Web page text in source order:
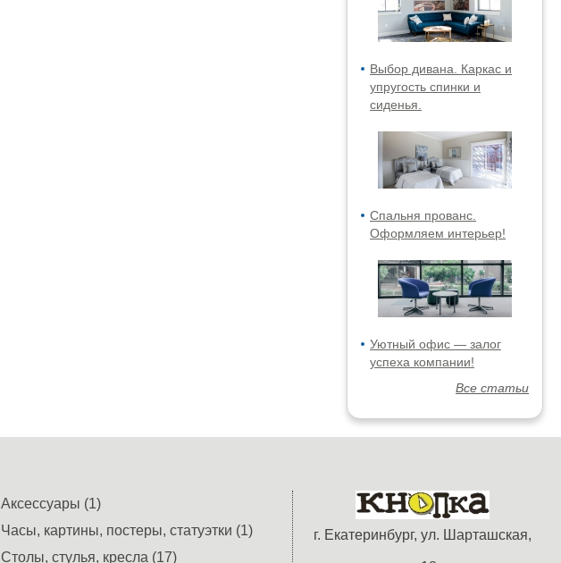
Выбор дивана. Каркас и
упругость спинки и
сиденья.
Спальня прованс.
Оформляем интерьер!
Уютный офис — залог
успеха компании!
Все статьи
г. Екатеринбург, ул. Шарташская,
Аксессуары (1)
Часы, картины, постеры, статуэтки (1)
Столы, стулья, кресла (17)